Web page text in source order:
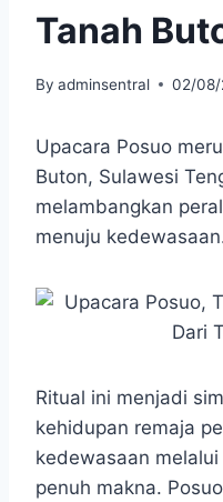
Tanah
By adminsentral 02/08/
Upacara Posuo
Buton, Sulawesi
melambangkan
menuju
Ritual ini menjadi
kehidupan remaja
kedewasaan
penuh makna.